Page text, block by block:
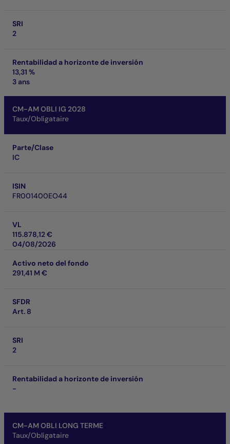
SRI
2
Rentabilidad a horizonte de inversión
13,31 %
3 ans
CM-AM OBLI IG 2028
Taux/Obligataire
Parte/Clase
IC
ISIN
FR001400EO44
VL
115.878,12 €
04/08/2026
Activo neto del fondo
291,41 M €
SFDR
Art. 8
SRI
2
Rentabilidad a horizonte de inversión
-
CM-AM OBLI LONG TERME
Taux/Obligataire